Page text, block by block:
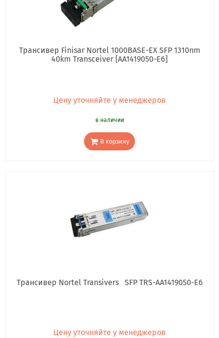
Трансивер Finisar Nortel 1000BASE-EX SFP 1310nm
40km Transceiver [AA1419050-E6]
Цену уточняйте у менеджеров
в наличии
В корзину
Трансивер Nortel Transivers SFP TRS-AA1419050-E6
Цену уточняйте у менеджеров